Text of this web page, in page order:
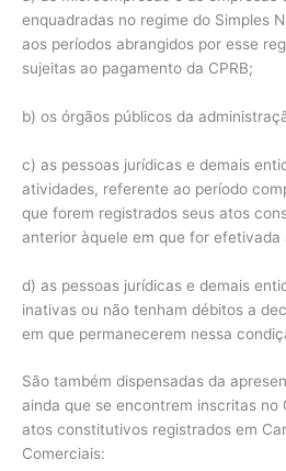
enquadradas no regime do Simples
aos períodos abrangidos por esse
sujeitas ao pagamento da CPRB;
b) os órgãos públicos da
c) as pessoas jurídicas e demais
atividades, referente ao período
que forem registrados seus atos
anterior àquele em que for efetivada
d) as pessoas jurídicas e demais
inativas ou não tenham débitos a
em que permanecerem nessa
São também dispensadas da
ainda que se encontrem inscritas no
atos constitutivos registrados em
Comerciais: